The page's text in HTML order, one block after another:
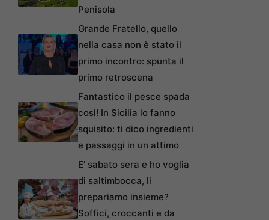
Penisola
Grande Fratello, quello
nella casa non è stato il
primo incontro: spunta il
primo retroscena
Fantastico il pesce spada
così! In Sicilia lo fanno
squisito: ti dico ingredienti
e passaggi in un attimo
E’ sabato sera e ho voglia
di saltimbocca, li
prepariamo insieme?
Soffici, croccanti e da